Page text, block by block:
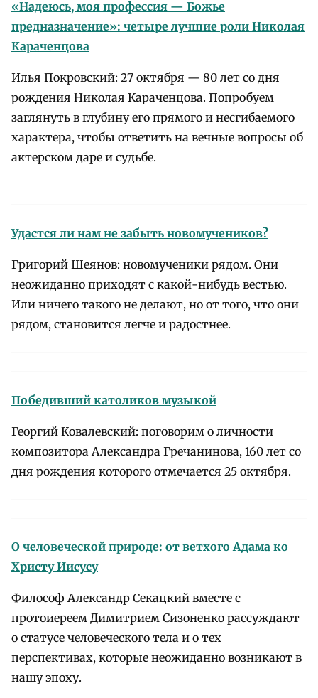
«Надеюсь, моя профессия — Божье
предназначение»: четыре лучшие роли Николая
Караченцова
Илья Покровский: 27 октября — 80 лет со дня
рождения Николая Караченцова. Попробуем
заглянуть в глубину его прямого и несгибаемого
характера, чтобы ответить на вечные вопросы об
актерском даре и судьбе.
Удастся ли нам не забыть новомучеников?
Григорий Шеянов: новомученики рядом. Они
неожиданно приходят с какой-нибудь вестью.
Или ничего такого не делают, но от того, что они
рядом, становится легче и радостнее.
Победивший католиков музыкой
Георгий Ковалевский: поговорим о личности
композитора Александра Гречанинова, 160 лет со
дня рождения которого отмечается 25 октября.
О человеческой природе: от ветхого Адама ко
Христу Иисусу
Философ Александр Секацкий вместе с
протоиереем Димитрием Сизоненко рассуждают
о статусе человеческого тела и о тех
перспективах, которые неожиданно возникают в
нашу эпоху.